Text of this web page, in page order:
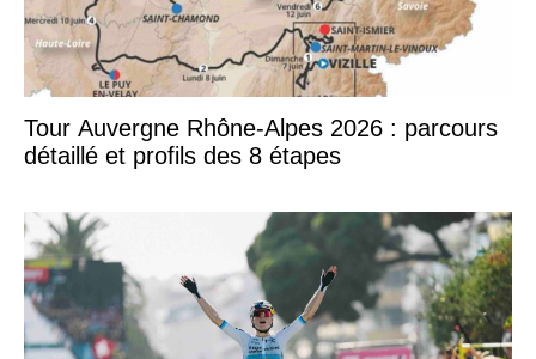
Tour Auvergne Rhône-Alpes 2026 : parcours
détaillé et profils des 8 étapes